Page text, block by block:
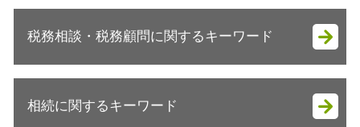
会社設立 やり方
会社設立 流れ
法人成り
会社設立 メリット 税務
税務調査 聞かれること
税務調査とは
税務調査 結果 いつ
税務相談・税務顧問に関するキーワード
個人 税務顧問
相続に関するキーワード